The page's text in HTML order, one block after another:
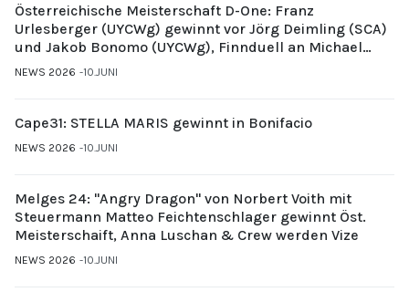
Österreichische Meisterschaft D-One: Franz
Urlesberger (UYCWg) gewinnt vor Jörg Deimling (SCA)
und Jakob Bonomo (UYCWg), Finnduell an Michael
Gubi (UYCMo)
NEWS 2026 10.JUNI
Cape31: STELLA MARIS gewinnt in Bonifacio
NEWS 2026 10.JUNI
Melges 24: "Angry Dragon" von Norbert Voith mit
Steuermann Matteo Feichtenschlager gewinnt Öst.
Meisterschaift, Anna Luschan & Crew werden Vize
NEWS 2026 10.JUNI